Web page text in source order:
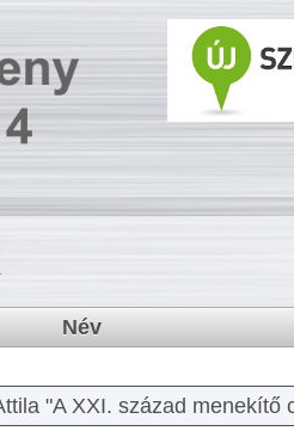
Név
"A XXI. század menekítő